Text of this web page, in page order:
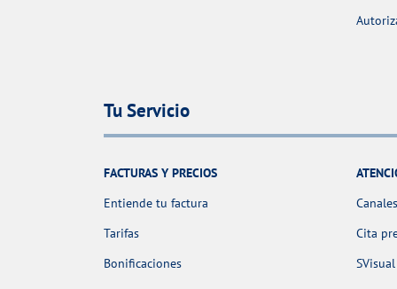
Tu Servicio
FACTURAS Y PRECIOS
Entiende tu factura
Tarifas
Bonificaciones
Cita
SVisual